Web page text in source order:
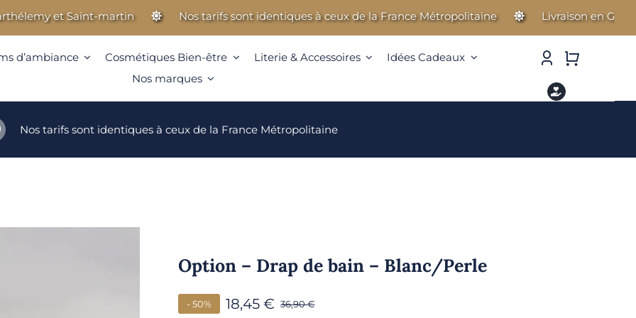
et Saint-martin Nos tarifs sont identiques à ceux de la France Métropolitaine Livraison en
d’ambiance Cosmétiques Bien-être Literie & Accessoires
Idées Cadeaux
Nos marques
Nos tarifs sont identiques à ceux de la France Métropolitaine
Option – Drap de bain – Blanc/Perle
36,90€
18,45€
- 50%